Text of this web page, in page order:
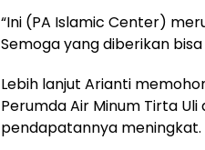
“Ini (PA Islamic Center)
Semoga yang diberikan
Lebih lanjut Arianti
Perumda Air Minum Tirta
pendapatannya meningkat.